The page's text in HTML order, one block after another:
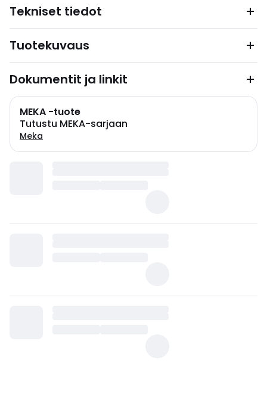
Tekniset tiedot
Tuotekuvaus
Dokumentit ja linkit
MEKA -tuote
Tutustu MEKA-sarjaan
Meka